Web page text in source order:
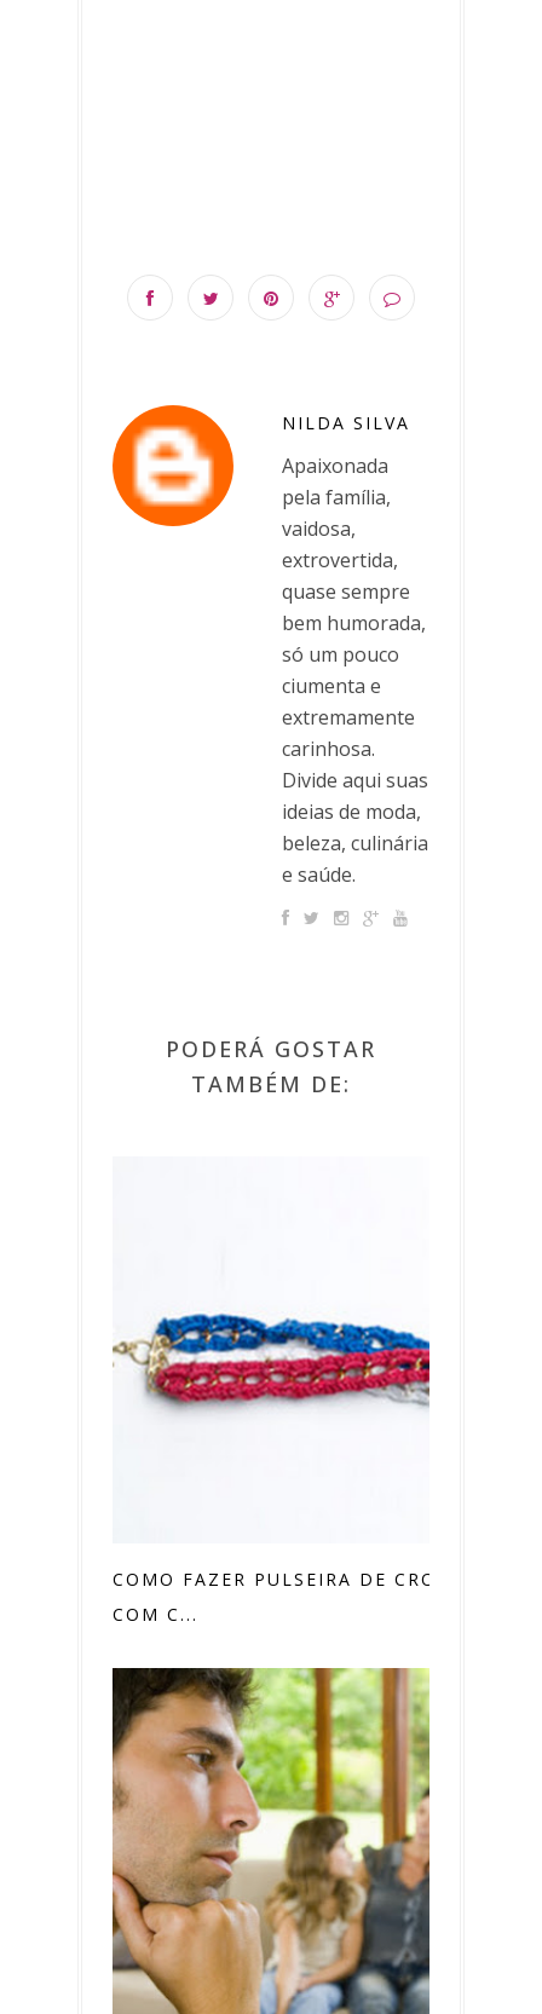
NILDA SILVA
Apaixonada
pela família,
vaidosa,
extrovertida,
quase sempre
bem humorada,
só um pouco
ciumenta e
extremamente
carinhosa.
Divide aqui suas
ideias de moda,
beleza, culinária
e saúde.
PODERÁ GOSTAR
TAMBÉM DE:
COMO FAZER PULSEIRA DE CROCHÊ
COM C...